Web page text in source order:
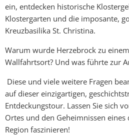
ein, entdecken historische
Klostergarten und die imposante,
Kreuzbasilika St. Christina.
Warum wurde Herzebrock zu
Wallfahrtsort? Und was führte zur
Diese und viele weitere Fragen
auf dieser einzigartigen,
Entdeckungstour. Lassen Sie sich
Ortes und den Geheimnissen
Region faszinieren!